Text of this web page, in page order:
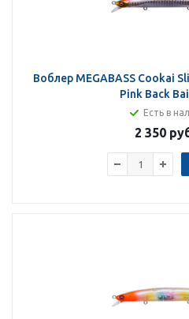
Воблер MEGABASS Cookai
Pink Back
Есть в
2 350